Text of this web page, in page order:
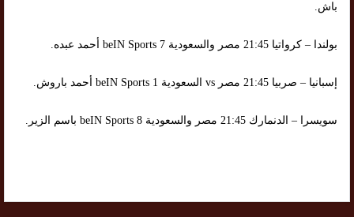
باش.
بولندا – كرواتيا 21:45 مصر والسعودية beIN Sports 7 أحمد عبده.
إسبانيا – صربيا 21:45 مصر vs السعودية beIN Sports 1 أحمد باروش.
سويسرا – الدنمارك 21:45 مصر والسعودية beIN Sports 8 باسم الزير.